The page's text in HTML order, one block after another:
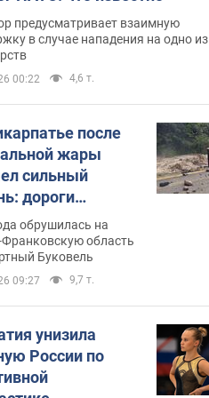
предусматривает взаимную
в случае нападения на одно из
00:22 4,6 т.
после
жары
сильный
дороги
в реки.
обрушилась на
область
Буковель
09:27 9,7 т.
унизила
России по